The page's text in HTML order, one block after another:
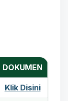
DOKUMEN
Klik Disini